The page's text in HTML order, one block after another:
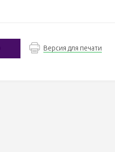
Версия для печати